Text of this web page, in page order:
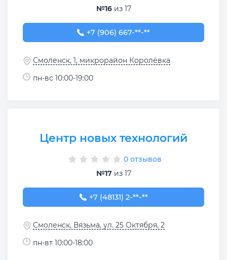
№16из 17
+7 (906) 667-99-60
+7 (906) 667-**-**
Смоленск, 1, микрорайон Королёвка
пн-вс 10:00-19:00
Центр новых технологий
0 отзывов
№17из 17
+7 (48131) 2-49-99
+7 (48131) 2-**-**
Смоленск, Вязьма, ул. 25 Октября, 2
пн-вт 10:00-18:00